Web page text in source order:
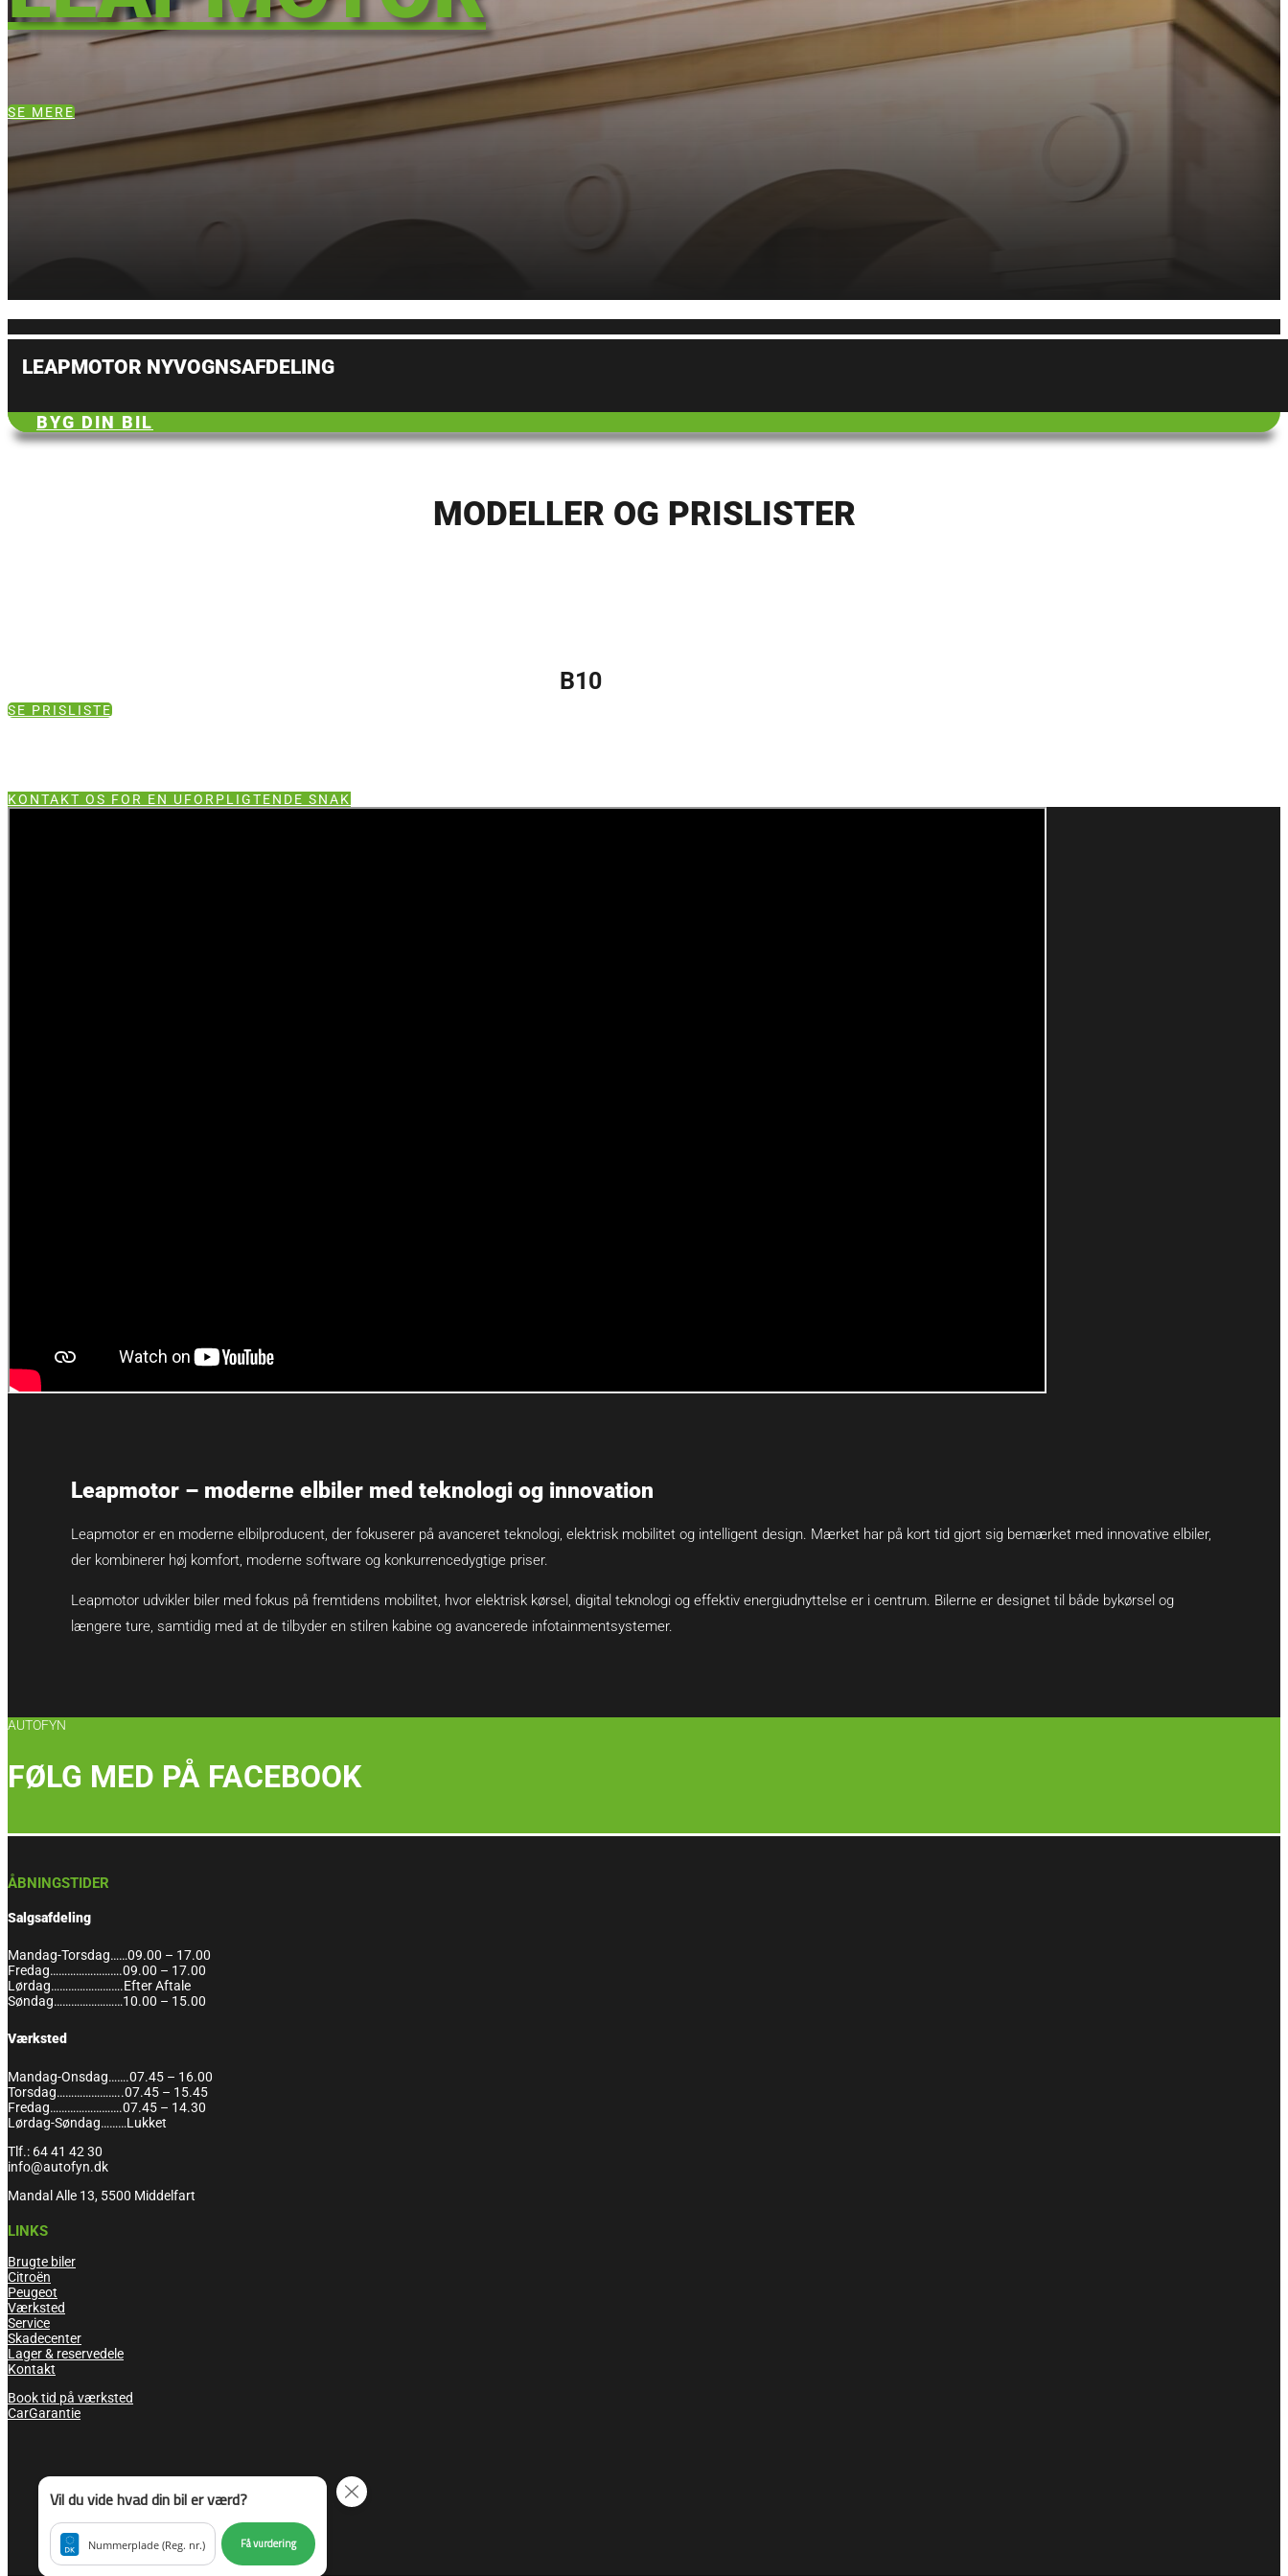
SE MERE
LEAPMOTOR NYVOGNSAFDELING
BYG DIN BIL
MODELLER OG PRISLISTER
B10
SE PRISLISTE
KONTAKT OS FOR EN UFORPLIGTENDE SNAK
Leapmotor – moderne elbiler med teknologi og innovation
Leapmotor er en moderne elbilproducent, der fokuserer på avanceret teknologi, elektrisk mobilitet og intelligent design. Mærket har på kort tid gjort sig bemærket med innovative elbiler,
der kombinerer høj komfort, moderne software og konkurrencedygtige priser.
Leapmotor udvikler biler med fokus på fremtidens mobilitet, hvor elektrisk kørsel, digital teknologi og effektiv energiudnyttelse er i centrum. Bilerne er designet til både bykørsel og
længere ture, samtidig med at de tilbyder en stilren kabine og avancerede infotainmentsystemer.
AUTOFYN
FØLG MED PÅ FACEBOOK
ÅBNINGSTIDER
Salgsafdeling
Mandag-Torsdag……09.00 – 17.00
Fredag…………………….09.00 – 17.00
Lørdag…………………….Efter Aftale
Søndag……………………10.00 – 15.00
Værksted
Mandag-Onsdag…….07.45 – 16.00
Torsdag…………………..07.45 – 15.45
Fredag…………………….07.45 – 14.30
Lørdag-Søndag………Lukket
Tlf.: 64 41 42 30
info@autofyn.dk
Mandal Alle 13, 5500 Middelfart
LINKS
Brugte biler
Citroën
Peugeot
Værksted
Service
Skadecenter
Lager & reservedele
Kontakt
Book tid på værksted
CarGarantie
Vil du vide hvad din bil er værd?
Nummerplade (Reg. nr.) Få vurdering